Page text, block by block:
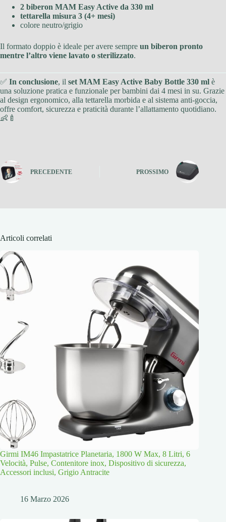
2 biberon MAM Easy Active da 330 ml
tettarella misura 3 (4+ mesi)
colore neutro/grigio
Il formato doppio è ideale per avere sempre un biberon pronto
mentre l’altro viene lavato o sterilizzato.
✅ In conclusione, il set MAM Easy Active Baby Bottle 330 ml è
una soluzione pratica e funzionale per bambini dai 4 mesi in su. Grazie
al design ergonomico, alla tettarella morbida e al sistema anti-goccia,
offre comfort, sicurezza e praticità durante l’allattamento quotidiano.
👶🍼
PRECEDENTE PROSSIMO
Articoli correlati
Girmi IM46 Impastatrice Planetaria, 1800 W Max, 8 Litri, 6
Velocità, Pulse, Contenitore inox, Dispositivo di sicurezza,
Accessori inclusi, Grigio Antracite
16 Marzo 2026